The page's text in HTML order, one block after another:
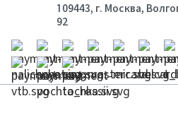
109443, г. Москва,
92